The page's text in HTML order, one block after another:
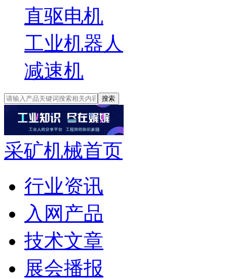
直驱电机
工业机器人
减速机
搜索
采矿机械首页
行业资讯
入网产品
技术文章
展会播报